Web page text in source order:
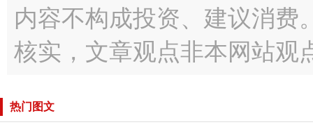
内容不构成投资、建议消费
核实，文章观点非本网站观
热门图文